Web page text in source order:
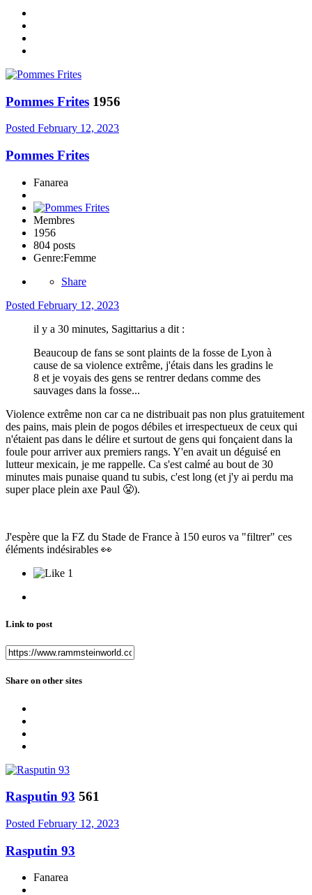
Pommes Frites 1956
Posted February 12, 2023
Pommes Frites
Fanarea
Membres
1956
804 posts
Genre:Femme
Share
Posted February 12, 2023
il y a 30 minutes, Sagittarius a dit :
Beaucoup de fans se sont plaints de la fosse de Lyon à
cause de sa violence extrême, j'étais dans les gradins le
8 et je voyais des gens se rentrer dedans comme des
sauvages dans la fosse...
Violence extrême non car ca ne distribuait pas non plus gratuitement
des pains, mais plein de pogos débiles et irrespectueux de ceux qui
n'étaient pas dans le délire et surtout de gens qui fonçaient dans la
foule pour arriver aux premiers rangs. Y'en avait un déguisé en
lutteur mexicain, je me rappelle. Ca s'est calmé au bout de 30
minutes mais punaise quand tu subis, c'est long (et j'y ai perdu ma
super place plein axe Paul 😤).
J'espère que la FZ du Stade de France à 150 euros va "filtrer" ces
éléments indésirables 👀
1
Link to post
Share on other sites
Rasputin 93 561
Posted February 12, 2023
Rasputin 93
Fanarea